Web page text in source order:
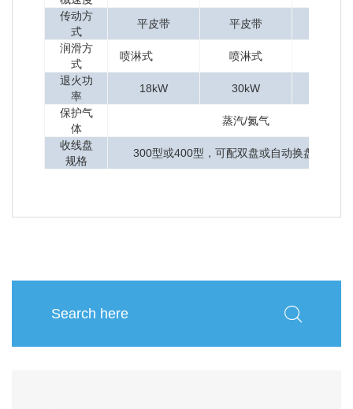
传动方
式
平皮带 平皮带
润滑方
式
喷淋式 喷淋式
退火功
率
18kW 30kW
保护气
体
蒸汽/氮气
收线盘
规格
300型或400型，可配双盘或自动换盘收线机